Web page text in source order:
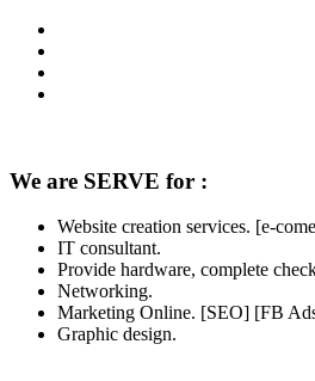
We are SERVE for :
Website creation services. [e-
IT consultant.
Provide hardware, complete
Networking.
Marketing Online. [SEO] [FB
Graphic design.